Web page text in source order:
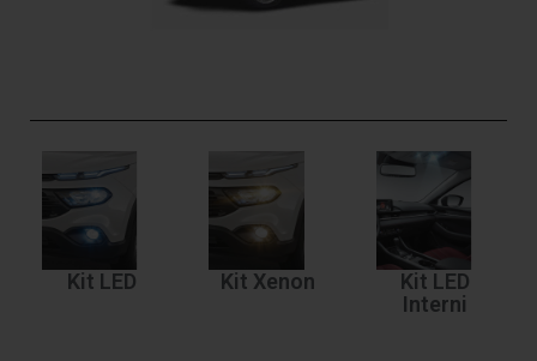
Kit LED Kit Xenon
Kit LED
Interni